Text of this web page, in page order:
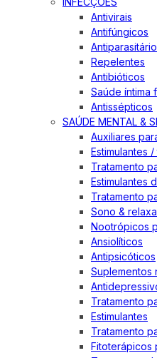
Antivirais
Antifúngicos
Repelentes
Antibióticos
Saúde íntima
Antissépticos
SAÚDE MENTAL &
Auxiliares
Estimulantes /
Tratamento
Estimulantes
Tratamento
Sono &
Nootrópicos
Ansiolíticos
Antipsicóticos
Suplementos
Tratamento
Estimulantes
Tratamento
Fitoterápicos